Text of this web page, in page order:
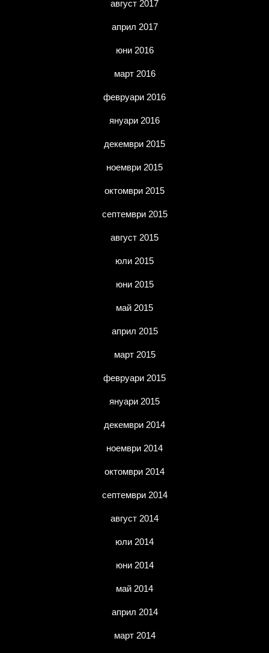
август 2017
април 2017
юни 2016
март 2016
февруари 2016
януари 2016
декември 2015
ноември 2015
октомври 2015
септември 2015
август 2015
юли 2015
юни 2015
май 2015
април 2015
март 2015
февруари 2015
януари 2015
декември 2014
ноември 2014
октомври 2014
септември 2014
август 2014
юли 2014
юни 2014
май 2014
април 2014
март 2014